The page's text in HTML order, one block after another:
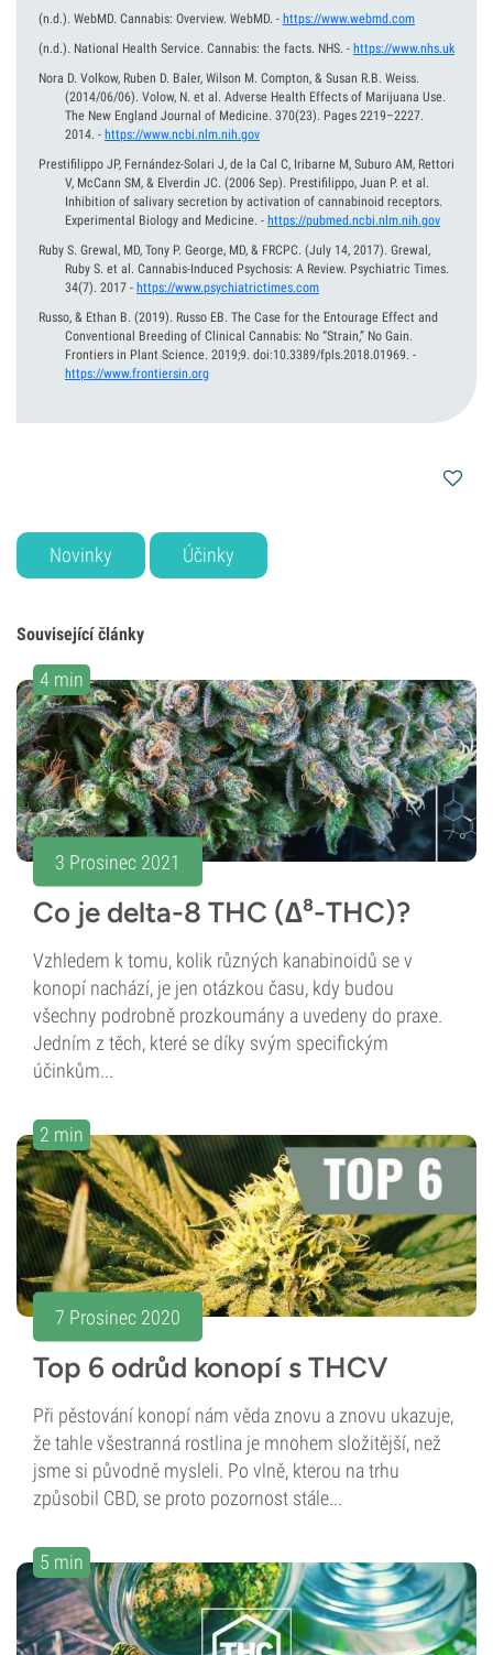
(n.d.). WebMD. Cannabis: Overview. WebMD. - https://www.webmd.com
(n.d.). National Health Service. Cannabis: the facts. NHS. - https://www.nhs.uk
Nora D. Volkow, Ruben D. Baler, Wilson M. Compton, & Susan R.B. Weiss.
(2014/06/06). Volow, N. et al. Adverse Health Effects of Marijuana Use.
The New England Journal of Medicine. 370(23). Pages 2219–2227.
2014. - https://www.ncbi.nlm.nih.gov
Prestifilippo JP, Fernández-Solari J, de la Cal C, Iribarne M, Suburo AM, Rettori
V, McCann SM, & Elverdin JC. (2006 Sep). Prestifilippo, Juan P. et al.
Inhibition of salivary secretion by activation of cannabinoid receptors.
Experimental Biology and Medicine. - https://pubmed.ncbi.nlm.nih.gov
Ruby S. Grewal, MD, Tony P. George, MD, & FRCPC. (July 14, 2017). Grewal,
Ruby S. et al. Cannabis-Induced Psychosis: A Review. Psychiatric Times.
34(7). 2017 - https://www.psychiatrictimes.com
Russo, & Ethan B. (2019). Russo EB. The Case for the Entourage Effect and
Conventional Breeding of Clinical Cannabis: No “Strain,” No Gain.
Frontiers in Plant Science. 2019;9. doi:10.3389/fpls.2018.01969. -
https://www.frontiersin.org
Novinky Účinky
Související články
4 min
3 Prosinec 2021
Co je delta-8 THC (∆⁸-THC)?
Vzhledem k tomu, kolik různých kanabinoidů se v
konopí nachází, je jen otázkou času, kdy budou
všechny podrobně prozkoumány a uvedeny do praxe.
Jedním z těch, které se díky svým specifickým
účinkům...
2 min
7 Prosinec 2020
Top 6 odrůd konopí s THCV
Při pěstování konopí nám věda znovu a znovu ukazuje,
že tahle všestranná rostlina je mnohem složitější, než
jsme si původně mysleli. Po vlně, kterou na trhu
způsobil CBD, se proto pozornost stále...
5 min